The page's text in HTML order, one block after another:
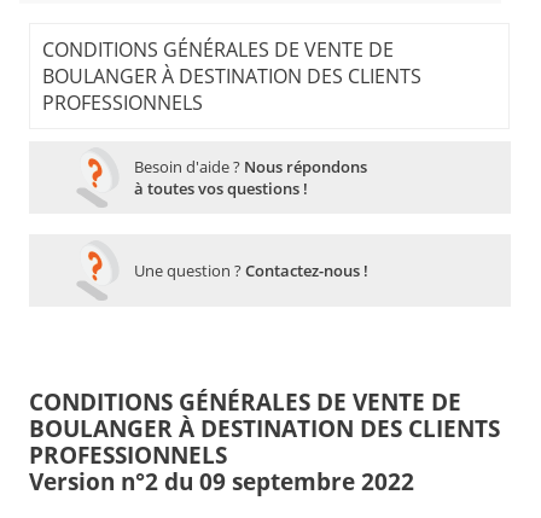
CONDITIONS GÉNÉRALES DE VENTE DE
BOULANGER À DESTINATION DES CLIENTS
PROFESSIONNELS
Besoin d'aide ? Nous répondons
à toutes vos questions !
Une question ?Contactez-nous !
CONDITIONS GÉNÉRALES DE VENTE DE
BOULANGER À DESTINATION DES CLIENTS
PROFESSIONNELS
Version n°2 du 09 septembre 2022